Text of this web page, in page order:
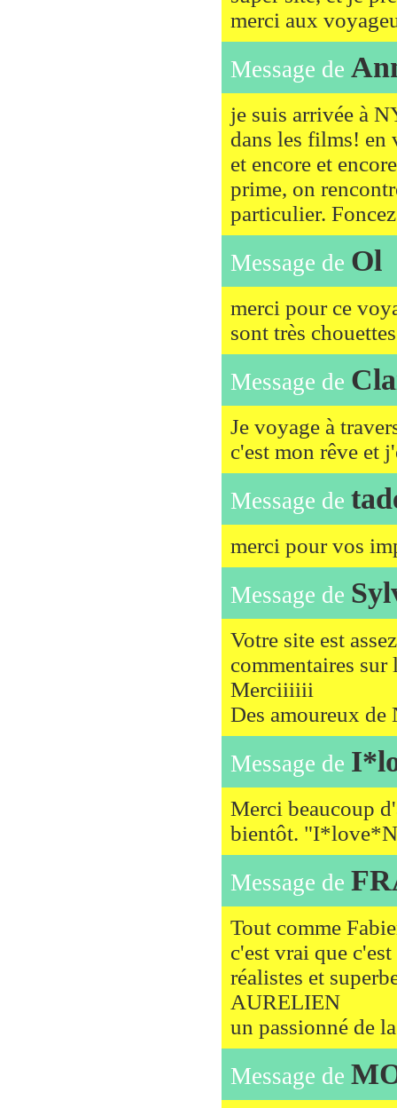
merci aux
Message de
je suis arrivée à
dans les films!
et encore et
prime, on
particulier.
Message de Ol
merci pour ce
sont très
Message de
Je voyage à
c'est mon rêve et
Message de
merci pour vos
Message de
Votre site est
commentaires sur
Merciiiiii
Des amoureux de
Message de
Merci beaucoup
bientôt.
Message de
Tout comme
c'est vrai que
réalistes et
AURELIEN
un passionné de
Message de